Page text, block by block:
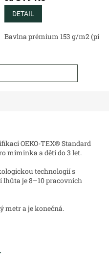
Bavlněný satén 130 g/
DETAIL
Bavlna prémium 153 g/m2
OEKO-TEX® Standard
miminka a děti do 3 let.
technologií s
lhůta je 8–10 pracovních
metr a je konečná.